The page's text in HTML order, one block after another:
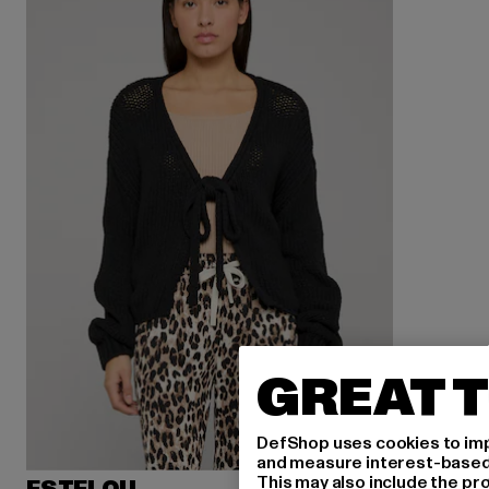
GREAT
DefShop uses cookies to
and measure interest-
This may also include the